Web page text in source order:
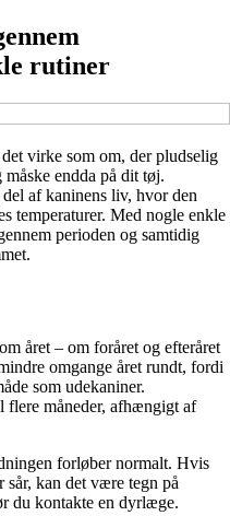
rutiner
virke som om, der pludselig
endda på dit tøj.
af kaninens liv, hvor den
temperaturer. Med nogle enkle
perioden og samtidig
året – om foråret og efteråret
omgange året rundt, fordi
som udekaniner.
flere måneder, afhængigt af
forløber normalt. Hvis
sår, kan det være tegn på
du kontakte en dyrlæge.